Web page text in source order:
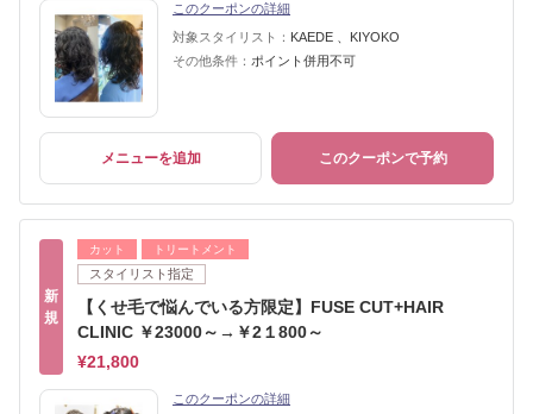
このクーポンの詳細
対象スタイリスト： KAEDE 、KIYOKO
その他条件： ポイント併用不可
メニューを追加 このクーポンで予約
新
規
カット トリートメント
スタイリスト指定
【くせ毛で悩んでいる方限定】FUSE CUT+HAIR
CLINIC ￥23000～→￥2１800～
¥21,800
このクーポンの詳細